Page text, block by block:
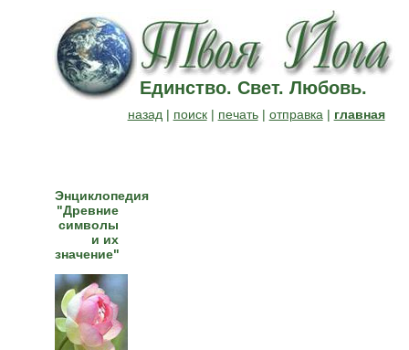
Единство. Свет. Любовь.
назад | поиск| печать| отправка | главная
Энциклопедия
"Древние
символы
и их
значение"